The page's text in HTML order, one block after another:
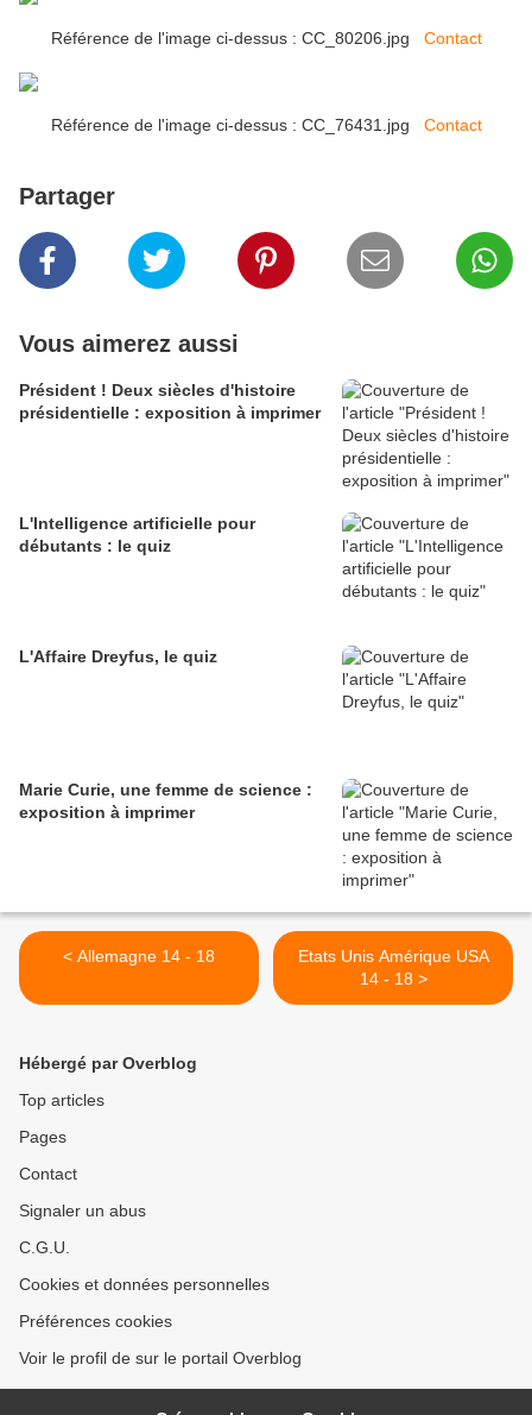
Référence de l'image ci-dessus : CC_80206.jpg Contact
Référence de l'image ci-dessus : CC_76431.jpg Contact
Partager
Vous aimerez aussi
Président ! Deux siècles d'histoire
présidentielle : exposition à imprimer
L'Intelligence artificielle pour
débutants : le quiz
L'Affaire Dreyfus, le quiz
Marie Curie, une femme de science :
exposition à imprimer
< Allemagne 14 - 18
Etats Unis Amérique USA
14 - 18 >
Hébergé par Overblog
Top articles
Pages
Contact
Signaler un abus
C.G.U.
Cookies et données personnelles
Préférences cookies
Voir le profil de sur le portail Overblog